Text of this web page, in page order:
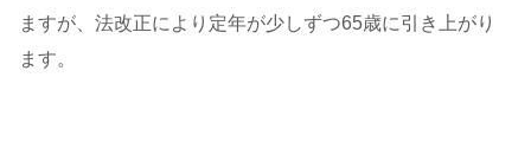
ますが、法改正により定年が少しずつ65歳に引き上がり
ます。